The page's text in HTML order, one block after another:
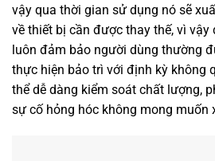
vậy qua thời gian sử dụng nó sẽ
về thiết bị cần được thay thế, vì
luôn đảm bảo người dùng thường
thực hiện bảo trì với định kỳ không
thể dễ dàng kiểm soát chất lượng,
sự cố hỏng hóc không mong muốn